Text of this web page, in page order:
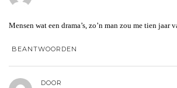
Mensen wat een drama’s, zo’n man zou me tien
BEANTWOORDEN
DOOR